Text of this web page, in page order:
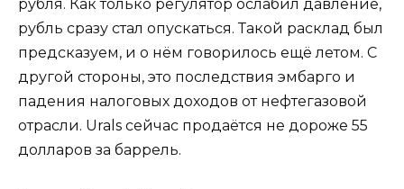
рубля. Как только регулятор ослабил давление,
рубль сразу стал опускаться. Такой расклад был
предсказуем, и о нём говорилось ещё летом. С
другой стороны, это последствия эмбарго и
падения налоговых доходов от нефтегазовой
отрасли. Urals сейчас продаётся не дороже 55
долларов за баррель.